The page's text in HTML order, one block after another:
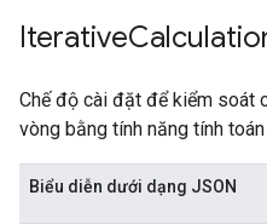
Iterative
Chế độ cài đặt để kiểm soát
vòng bằng tính năng tính
Biểu diễn dưới dạng JSON